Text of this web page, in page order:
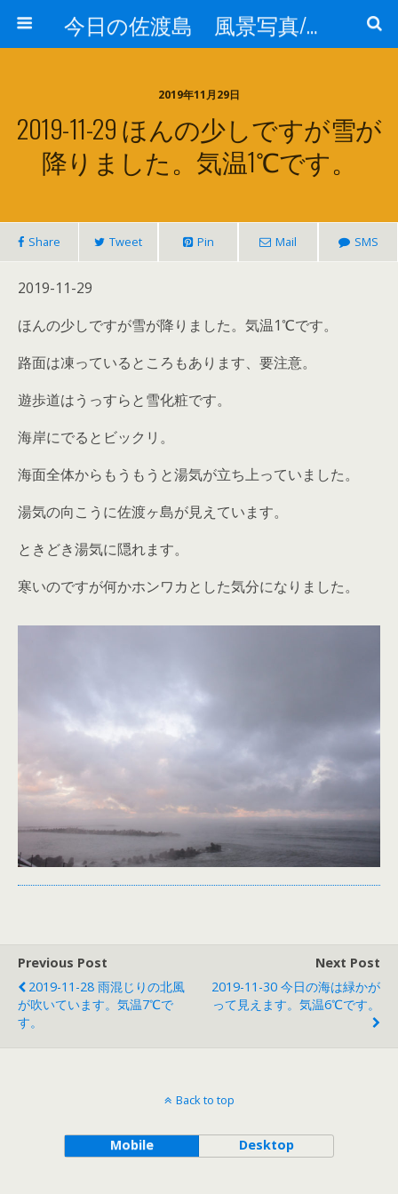
今日の佐渡島 風景写真/天気/お酒/お米/温泉
2019年11月29日
2019-11-29 ほんの少しですが雪が
降りました。気温1℃です。
Share Tweet Pin Mail SMS
2019-11-29
ほんの少しですが雪が降りました。気温1℃です。
路面は凍っているところもあります、要注意。
遊歩道はうっすらと雪化粧です。
海岸にでるとビックリ。
海面全体からもうもうと湯気が立ち上っていました。
湯気の向こうに佐渡ヶ島が見えています。
ときどき湯気に隠れます。
寒いのですが何かホンワカとした気分になりました。
Previous Post
2019-11-28 雨混じりの北風
が吹いています。気温7℃で
す。
Next Post
2019-11-30 今日の海は緑かが
って見えます。気温6℃です。
Back to top
Mobile Desktop